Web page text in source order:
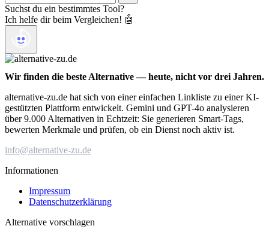
Suchst du ein bestimmtes Tool?
Ich helfe dir beim Vergleichen! 🤖
Wir finden die beste Alternative — heute, nicht vor drei Jahren.
alternative-zu.de hat sich von einer einfachen Linkliste zu einer KI-
gestützten Plattform entwickelt. Gemini und GPT-4o analysieren
über 9.000 Alternativen in Echtzeit: Sie generieren Smart-Tags,
bewerten Merkmale und prüfen, ob ein Dienst noch aktiv ist.
info@alternative-zu.de
Informationen
Impressum
Datenschutzerklärung
Alternative vorschlagen